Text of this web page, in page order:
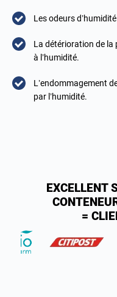
Les odeurs
La détérioration de la
à l’humidité.
L’endommagement
par l’humidité.
EXCELLENT
=